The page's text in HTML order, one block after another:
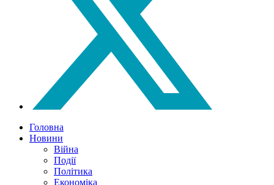
Головна
Новини
Війна
Події
Політика
Економіка